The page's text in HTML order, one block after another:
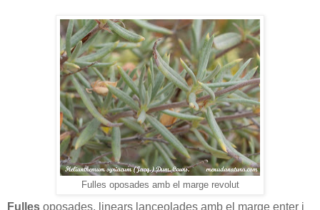
Fulles oposades amb el marge revolut
Fulles oposades, linears lanceolades amb el marge enter i